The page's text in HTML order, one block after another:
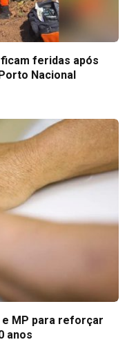
feridas após
Nacional
MP para reforçar
anos